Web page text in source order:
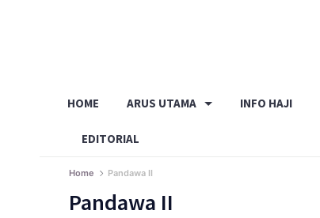
HOME ARUS UTAMA INFO HAJI
EDITORIAL
Home Pandawa II
Pandawa II